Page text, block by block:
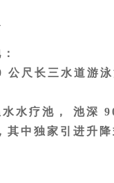
公尺长三水道游
水水疗池， 池深
其中独家引进升